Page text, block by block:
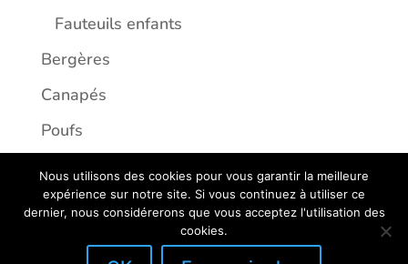
Fauteuils enfants
Bergères
Canapés
Poufs
Copyright 2026 - Créé parCeryom
Nous utilisons des cookies pour vous garantir la meilleure
expérience sur notre site. Si vous continuez à utiliser ce
dernier, nous considérerons que vous acceptez l'utilisation des
cookies.